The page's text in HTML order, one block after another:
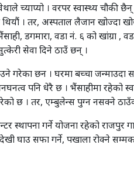
च्याप्यो । वरपर स्वास्थ्य
। तर, अस्पताल लैजान खोज्दा
डगमारा, वडा नं. ६ को खांग्रा ,
सेवा दिने ठाउँ छन् ।
छन । घरमा बच्चा जन्माउदा
पनि धेरै छ । भैंसाहीमा रहेको
छ । तर, एम्बुलेन्स पुग्न नसक्ने
स्थापना गर्ने योजना रहेको
देखी घाउ सफा गर्ने, पखाला रोक्ने